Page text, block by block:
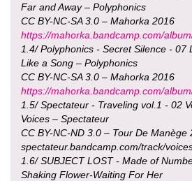
Far and Away – Polyphonics
CC BY-NC-SA 3.0 – Mahorka 2016
https://mahorka.bandcamp.com/
1.4/ Polyphonics - Secret Silence - 07
Like a Song – Polyphonics
CC BY-NC-SA 3.0 – Mahorka 2016
https://mahorka.bandcamp.com/
1.5/ Spectateur - Traveling vol.1 - 02
Voices – Spectateur
CC BY-NC-ND 3.0 – Tour De Manège
spectateur.bandcamp.com/track/
1.6/ SUBJECT LOST - Made of
Shaking Flower-Waiting For Her